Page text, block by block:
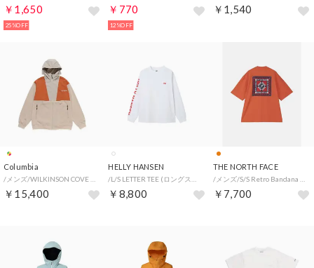
￥1,650
25%OFF
￥770
12%OFF
￥1,540
Columbia
￥15,400
HELLY HANSEN
￥8,800
THE NORTH FACE
￥7,700